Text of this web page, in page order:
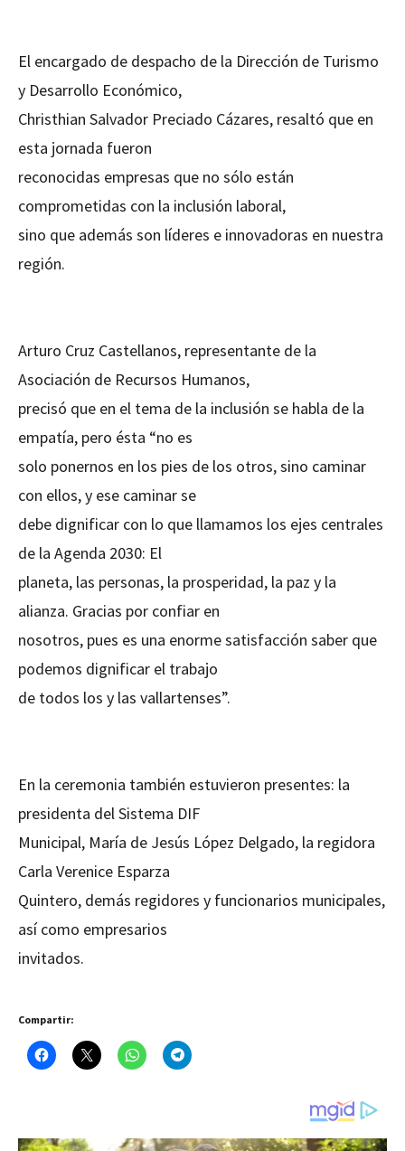
El encargado de despacho de la Dirección de Turismo
y Desarrollo Económico,
Christhian Salvador Preciado Cázares, resaltó que en
esta jornada fueron
reconocidas empresas que no sólo están
comprometidas con la inclusión laboral,
sino que además son líderes e innovadoras en nuestra
región.
Arturo Cruz Castellanos, representante de la
Asociación de Recursos Humanos,
precisó que en el tema de la inclusión se habla de la
empatía, pero ésta “no es
solo ponernos en los pies de los otros, sino caminar
con ellos, y ese caminar se
debe dignificar con lo que llamamos los ejes centrales
de la Agenda 2030: El
planeta, las personas, la prosperidad, la paz y la
alianza. Gracias por confiar en
nosotros, pues es una enorme satisfacción saber que
podemos dignificar el trabajo
de todos los y las vallartenses”.
En la ceremonia también estuvieron presentes: la
presidenta del Sistema DIF
Municipal, María de Jesús López Delgado, la regidora
Carla Verenice Esparza
Quintero, demás regidores y funcionarios municipales,
así como empresarios
invitados.
Compartir: